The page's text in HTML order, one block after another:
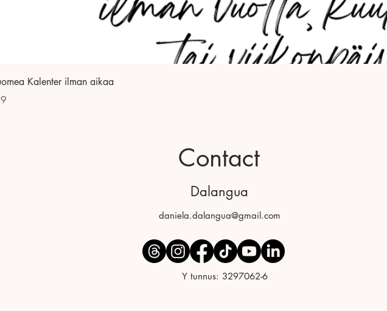
Kalenter ilman aikaa
Contact
Dalangua
daniela.dalangua@gmail.com
Y tunnus: 3297062-6